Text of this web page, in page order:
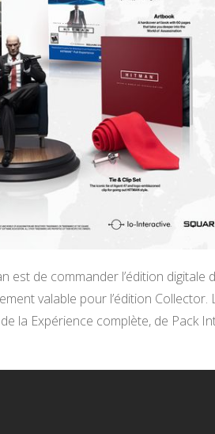
est de commander l’édition digitale
valable pour l’édition Collector.
la Expérience complète, de Pack